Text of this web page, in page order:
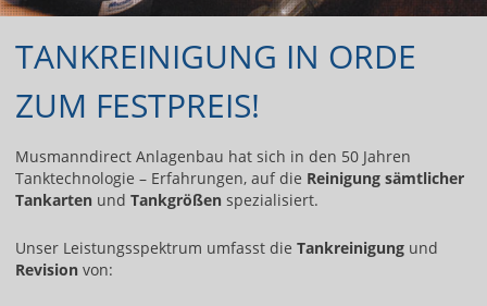
TANKREINIGUNG IN ORDE
ZUM FESTPREIS!
Musmanndirect Anlagenbau hat sich in den 50 Jahren
Tanktechnologie – Erfahrungen, auf die Reinigung sämtlicher
Tankarten und Tankgrößen spezialisiert.
Unser Leistungsspektrum umfasst die Tankreinigung und
Revision von: